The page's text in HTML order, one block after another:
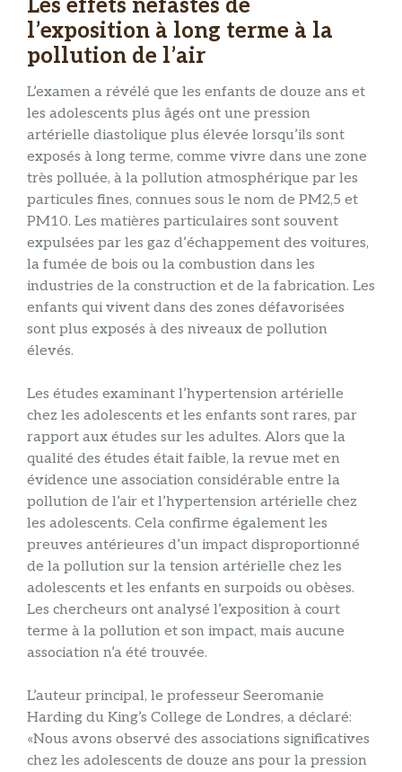
Les effets néfastes de
l’exposition à long terme à la
pollution de l’air
L’examen a révélé que les enfants de douze ans et
les adolescents plus âgés ont une pression
artérielle diastolique plus élevée lorsqu’ils sont
exposés à long terme, comme vivre dans une zone
très polluée, à la pollution atmosphérique par les
particules fines, connues sous le nom de PM2,5 et
PM10. Les matières particulaires sont souvent
expulsées par les gaz d’échappement des voitures,
la fumée de bois ou la combustion dans les
industries de la construction et de la fabrication. Les
enfants qui vivent dans des zones défavorisées
sont plus exposés à des niveaux de pollution
élevés.
Les études examinant l’hypertension artérielle
chez les adolescents et les enfants sont rares, par
rapport aux études sur les adultes. Alors que la
qualité des études était faible, la revue met en
évidence une association considérable entre la
pollution de l’air et l’hypertension artérielle chez
les adolescents. Cela confirme également les
preuves antérieures d’un impact disproportionné
de la pollution sur la tension artérielle chez les
adolescents et les enfants en surpoids ou obèses.
Les chercheurs ont analysé l’exposition à court
terme à la pollution et son impact, mais aucune
association n’a été trouvée.
L’auteur principal, le professeur Seeromanie
Harding du King’s College de Londres, a déclaré:
«Nous avons observé des associations significatives
chez les adolescents de douze ans pour la pression